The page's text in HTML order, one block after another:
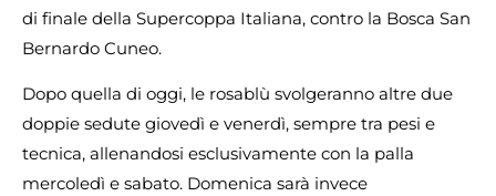
di finale della Supercoppa Italiana, contro la Bosca San
Bernardo Cuneo.
Dopo quella di oggi, le rosablù svolgeranno altre due
doppie sedute giovedì e venerdì, sempre tra pesi e
tecnica, allenandosi esclusivamente con la palla
mercoledì e sabato. Domenica sarà invece